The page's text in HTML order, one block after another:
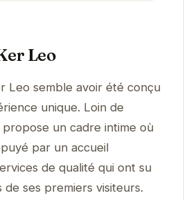
Leo
Leo semble avoir été conçu
unique. Loin de
un cadre intime où
par un accueil
de qualité qui ont su
ses premiers visiteurs.